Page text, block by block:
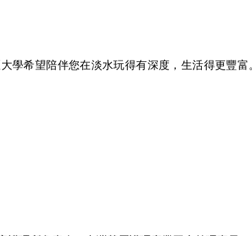
學希望陪伴您在淡水玩得有深度，生活得更豐